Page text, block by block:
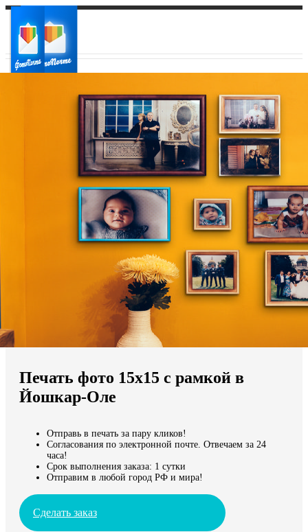
Ваш регион доставки
Выберите из списка:
Мы доставляем по всему миру
Продолжить без города
Печать фото 15х15 с рамкой в
Йошкар-Оле
Отправь в печать за пару кликов!
Согласования по электронной почте. Отвечаем за 24
часа!
Срок выполнения заказа: 1 сутки
Отправим в любой город РФ и мира!
Сделать заказ